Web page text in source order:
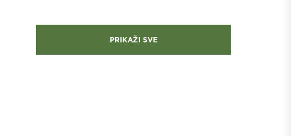
PRIKAŽI SVE